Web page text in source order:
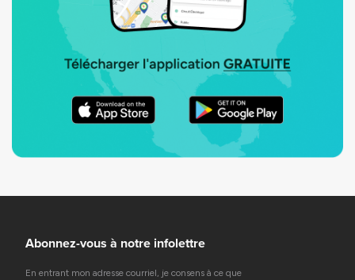
Abonnez-vous à notre infolettre
En entrant mon adresse courriel, je consens à ce que